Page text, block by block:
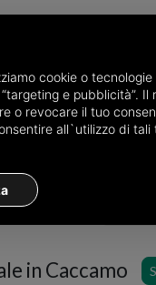
the province of Palermo
in Caccamo
cookie o
“targeting e
o revocare il tuo
all`utilizzo di